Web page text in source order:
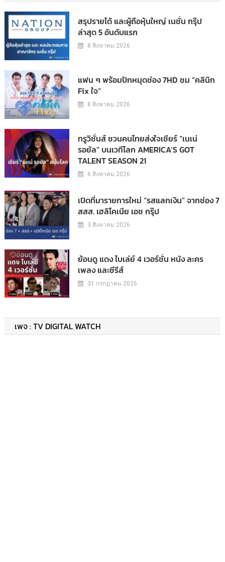
สรุปรายได้ และผู้ถือหุ้นใหญ่ เนชั่น กรุ๊ป
ล่าสุด 5 อันดับแรก
8 สิงหาคม 2026
แฟน ๆ พร้อมปักหมุดช่อง 7HD ชม “คลินิก
Fix ใจ”
8 สิงหาคม 2026
ทรูวิชั่นส์ ชวนคนไทยส่งใจเชียร์ “เนเน่
รอยัล” บนเวทีโลก AMERICA’S GOT
TALENT SEASON 21
6 สิงหาคม 2026
เปิดที่มารายการใหม่ “รสแลกเงิน” จากช่อง 7
สสส. เฮลิโคเนีย เอช กรุ๊ป
3 สิงหาคม 2026
ย้อนดู แดง ไบเล่ย์ 4 เวอร์ชั่น หนัง ละคร
เพลง และซีรีส์
31 กรกฎาคม 2026
เพจ : TV DIGITAL WATCH